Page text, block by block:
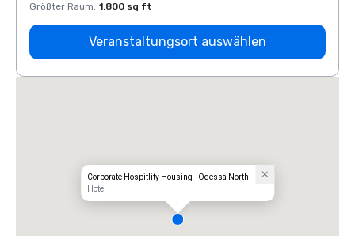
Größter Raum: 1.800 sq ft
Veranstaltungsort auswählen
Corporate Hospitlity Housing - Odessa North
Hotel